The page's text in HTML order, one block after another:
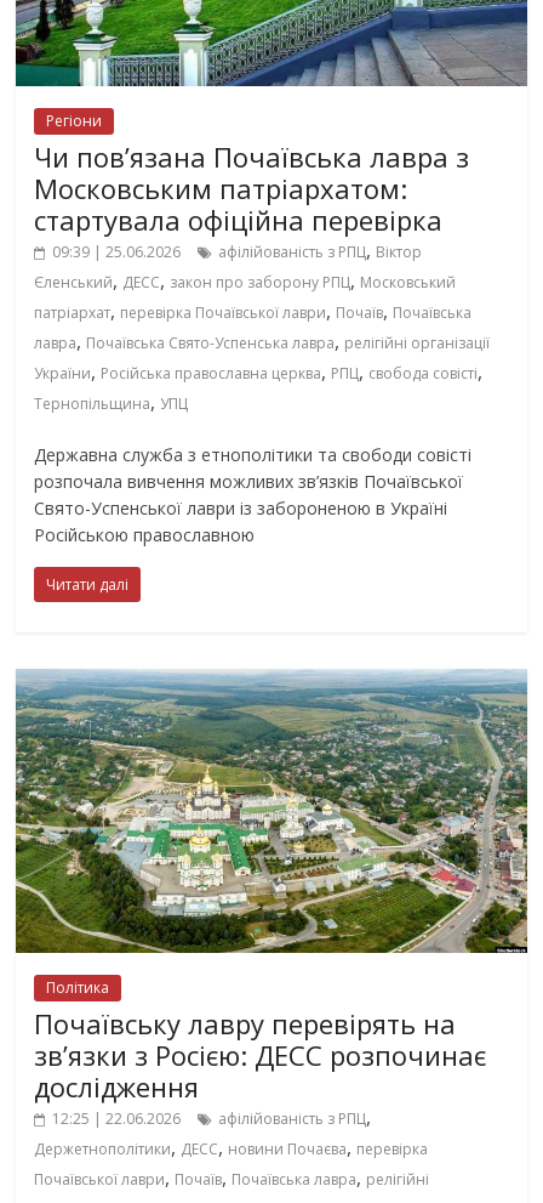
Регіони
Чи пов’язана Почаївська лавра з
Московським патріархатом:
стартувала офіційна перевірка
09:39 | 25.06.2026 афілійованість з РПЦ, Віктор
Єленський, ДЕСС, закон про заборону РПЦ, Московський
патріархат, перевірка Почаївської лаври, Почаїв, Почаївська
лавра, Почаївська Свято-Успенська лавра, релігійні організації
України, Російська православна церква, РПЦ, свобода совісті,
Тернопільщина, УПЦ
Державна служба з етнополітики та свободи совісті
розпочала вивчення можливих зв’язків Почаївської
Свято-Успенської лаври із забороненою в Україні
Російською православною
Читати далі
Політика
Почаївську лавру перевірять на
зв’язки з Росією: ДЕСС розпочинає
дослідження
12:25 | 22.06.2026 афілійованість з РПЦ,
Держетнополітики, ДЕСС, новини Почаєва, перевірка
Почаївської лаври, Почаїв, Почаївська лавра, релігійні